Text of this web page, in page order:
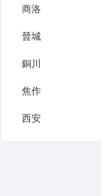
商洛
晉城
銅川
焦作
西安